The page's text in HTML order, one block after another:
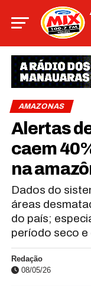
AMAZONAS
Alertas
caem
na
Dados do
áreas
do país;
período seco e
Redação
08/05/26